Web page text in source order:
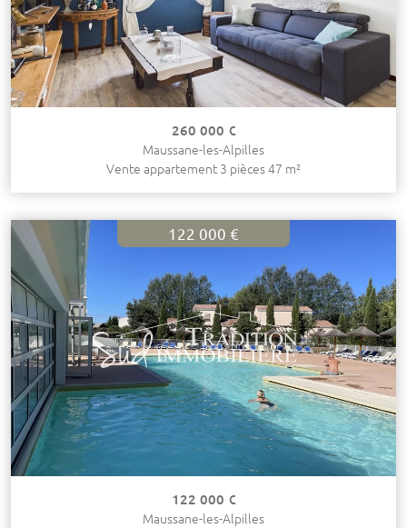
260 000 €
Maussane-les-Alpilles
Vente appartement 3 pièces 47 m²
122 000 €
122 000 €
Maussane-les-Alpilles